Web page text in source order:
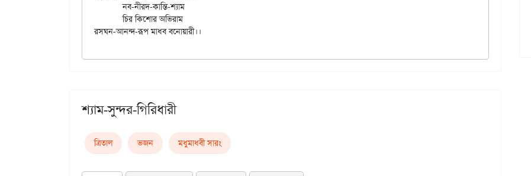
	নব-নীরদ-কান্তি-শ্যাম
	চির কিশোর অভিরাম
শ্যাম-সুন্দর-গিরিধারী
ত্রিতাল ভজন মধুমাধবী সারং